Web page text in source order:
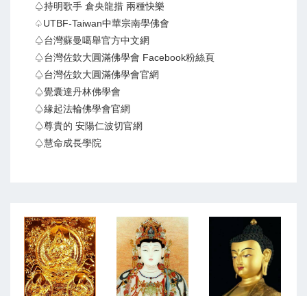
♤持明歌手 倉央龍措 兩種快樂
♤UTBF-Taiwan中華宗南學佛會
♤台灣蘇曼噶舉官方中文網
♤台灣佐欽大圓滿佛學會 Facebook粉絲頁
♤台灣佐欽大圓滿佛學會官網
♤覺囊達丹林佛學會
♤緣起法輪佛學會官網
♤尊貴的 安陽仁波切官網
♤慧命成長學院